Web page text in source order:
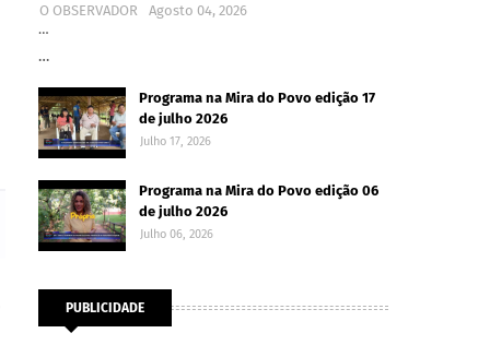
O OBSERVADOR
Agosto 04, 2026
…
…
Programa na Mira do Povo edição 17
de julho 2026
Julho 17, 2026
Programa na Mira do Povo edição 06
de julho 2026
Julho 06, 2026
PUBLICIDADE